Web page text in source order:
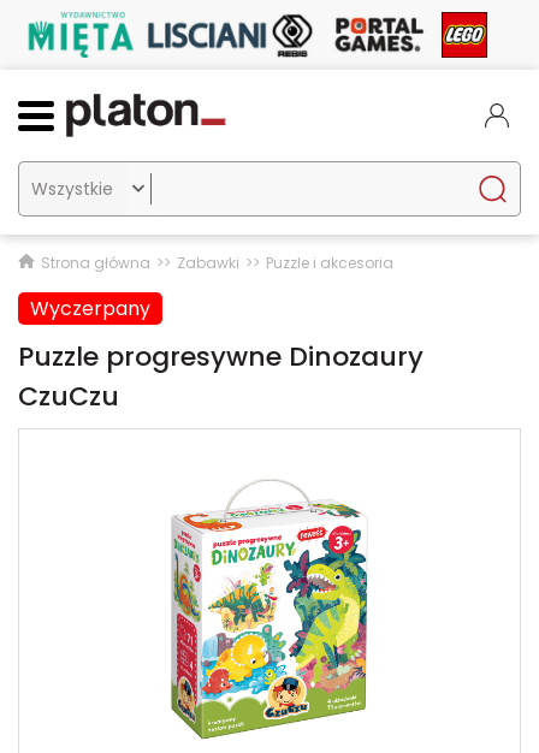

Strona główna Zabawki Puzzle i akcesoria
Wyczerpany
Puzzle progresywne Dinozaury
CzuCzu